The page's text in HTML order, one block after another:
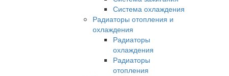
Система охлаждения
Радиаторы отопления и
охлаждения
Радиаторы
охлаждения
Радиаторы
отопления